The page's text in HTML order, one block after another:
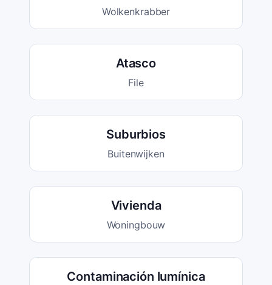
Wolkenkrabber
Atasco
File
Suburbios
Buitenwijken
Vivienda
Woningbouw
Contaminación lumínica